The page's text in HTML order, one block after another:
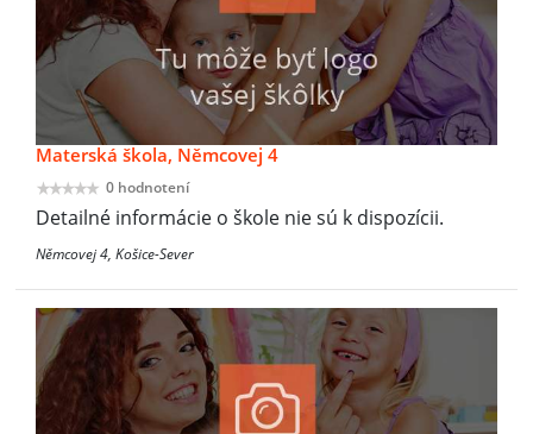
Materská škola, Němcovej 4
0 hodnotení
Detailné informácie o škole nie sú k dispozícii.
Němcovej 4, Košice-Sever